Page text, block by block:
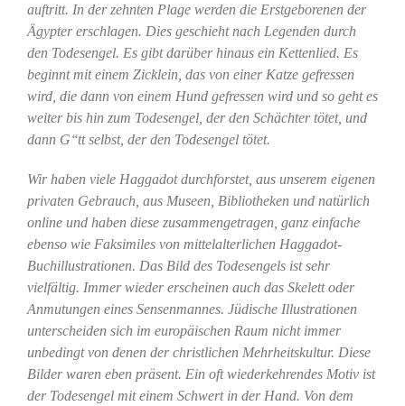
auftritt. In der zehnten Plage werden die Erstgeborenen der
Ägypter erschlagen. Dies geschieht nach Legenden durch
den Todesengel. Es gibt darüber hinaus ein Kettenlied. Es
beginnt mit einem Zicklein, das von einer Katze gefressen
wird, die dann von einem Hund gefressen wird und so geht es
weiter bis hin zum Todesengel, der den Schächter tötet, und
dann G‘‘tt selbst, der den Todesengel tötet.
Wir haben viele Haggadot durchforstet, aus unserem eigenen
privaten Gebrauch, aus Museen, Bibliotheken und natürlich
online und haben diese zusammengetragen, ganz einfache
ebenso wie Faksimiles von mittelalterlichen Haggadot-
Buchillustrationen. Das Bild des Todesengels ist sehr
vielfältig. Immer wieder erscheinen auch das Skelett oder
Anmutungen eines Sensenmannes. Jüdische Illustrationen
unterscheiden sich im europäischen Raum nicht immer
unbedingt von denen der christlichen Mehrheitskultur. Diese
Bilder waren eben präsent. Ein oft wiederkehrendes Motiv ist
der Todesengel mit einem Schwert in der Hand. Von dem